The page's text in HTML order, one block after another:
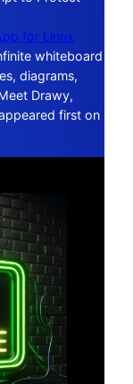
for Linux
whiteboard
diagrams,
Drawy,
first on